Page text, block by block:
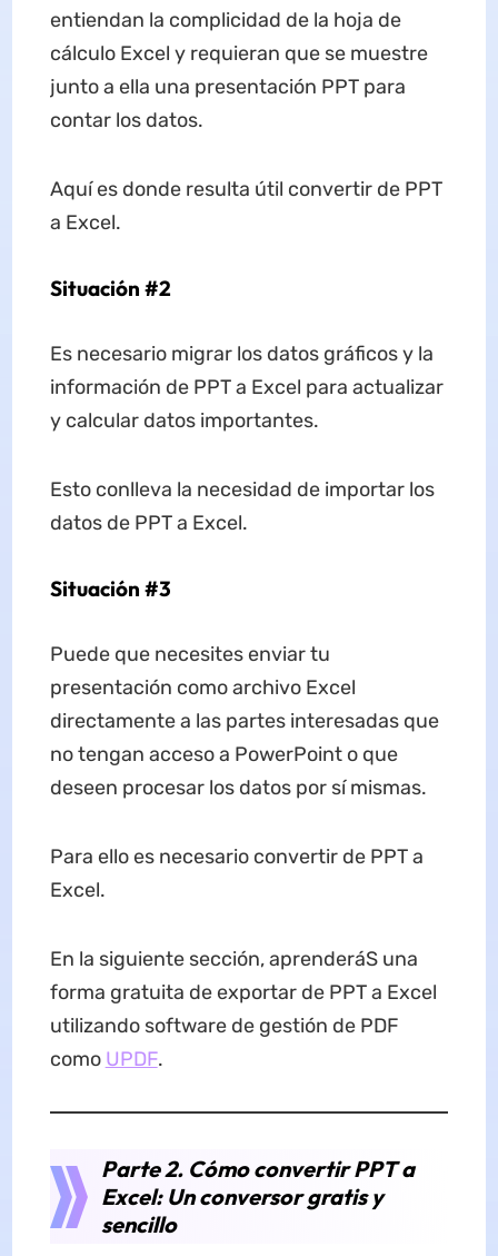
entiendan la complicidad de la hoja de
cálculo Excel y requieran que se muestre
junto a ella una presentación PPT para
contar los datos.
Aquí es donde resulta útil convertir de PPT
a Excel.
Situación #2
Es necesario migrar los datos gráficos y la
información de PPT a Excel para actualizar
y calcular datos importantes.
Esto conlleva la necesidad de importar los
datos de PPT a Excel.
Situación #3
Puede que necesites enviar tu
presentación como archivo Excel
directamente a las partes interesadas que
no tengan acceso a PowerPoint o que
deseen procesar los datos por sí mismas.
Para ello es necesario convertir de PPT a
Excel.
En la siguiente sección, aprenderáS una
forma gratuita de exportar de PPT a Excel
utilizando software de gestión de PDF
como UPDF.
Parte 2. Cómo convertir PPT a
Excel: Un conversor gratis y
sencillo